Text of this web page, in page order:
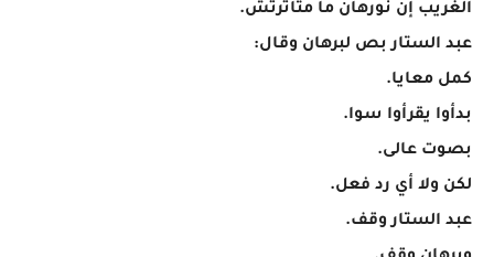
الغريب إن نورهان ما متاثرتش.
عبد الستار بص لبرهان وقال:
كمل معايا.
بدأوا يقرأوا سوا.
بصوت عالى.
لكن ولا أي رد فعل.
عبد الستار وقف.